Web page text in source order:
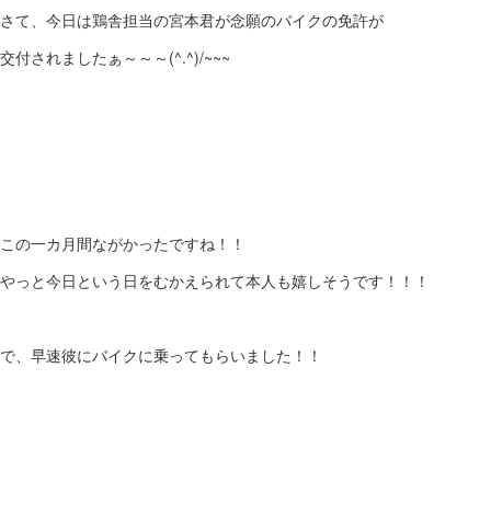
さて、今日は鶏舎担当の宮本君が念願のバイクの免許が
交付されましたぁ～～～(^.^)/~~~
この一カ月間ながかったですね！！
やっと今日という日をむかえられて本人も嬉しそうです！！！
で、早速彼にバイクに乗ってもらいました！！